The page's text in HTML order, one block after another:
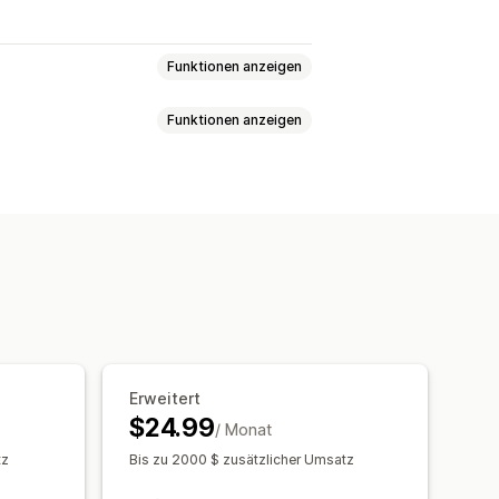
Funktionen anzeigen
Funktionen anzeigen
Währungsumrechnung
Erweitert
$24.99/ Monat
Bis zu 2000 $ zusätzlicher Umsatz